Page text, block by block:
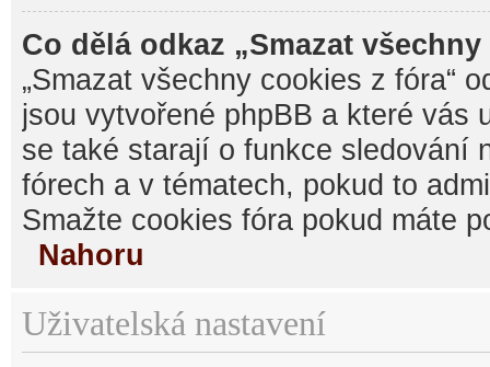
Co dělá odkaz „Smazat
„Smazat všechny cookies z fóra“
jsou vytvořené phpBB a které vás
se také starají o funkce sledování
fórech a v tématech, pokud to
Smažte cookies fóra pokud máte
Nahoru
Uživatelská nastavení